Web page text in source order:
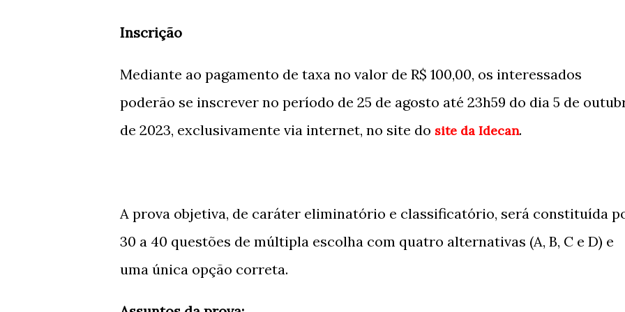
Inscrição
Mediante ao pagamento de taxa no valor de R$ 100,00, os interessados
poderão se inscrever no período de 25 de agosto até 23h59 do dia 5 de
de 2023, exclusivamente via internet, no site do site da Idecan.
A prova objetiva, de caráter eliminatório e classificatório, será constituída
30 a 40 questões de múltipla escolha com quatro alternativas (A, B, C e D) e
uma única opção correta.